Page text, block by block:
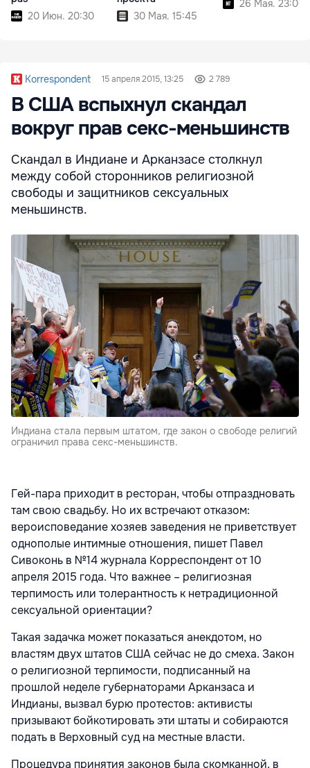
20 Июн. 20:30
30 Мая. 15:45
26 Мая. 23:00
Korrespondent 15 апреля 2015, 13:25 2 789
В США вспыхнул скандал
вокруг прав секс-меньшинств
Скандал в Индиане и Арканзасе столкнул
между собой сторонников религиозной
свободы и защитников сексуальных
меньшинств.
Индиана стала первым штатом, где закон о свободе религий
ограничил права секс-меньшинств.
Гей-пара приходит в ресторан, чтобы отпраздновать
там свою свадьбу. Но их встречают отказом:
вероисповедание хозяев заведения не приветствует
однополые интимные отношения, пишет Павел
Сивоконь в №14 журнала Корреспондент от 10
апреля 2015 года. Что важнее – религиозная
терпимость или толерантность к нетрадиционной
сексуальной ориентации?
Такая задачка может показаться анекдотом, но
властям двух штатов США сейчас не до смеха. Закон
о религиозной терпимости, подписанный на
прошлой неделе губернаторами Арканзаса и
Индианы, вызвал бурю протестов: активисты
призывают бойкотировать эти штаты и собираются
подать в Верховный суд на местные власти.
Процедура принятия законов была скомканной, в